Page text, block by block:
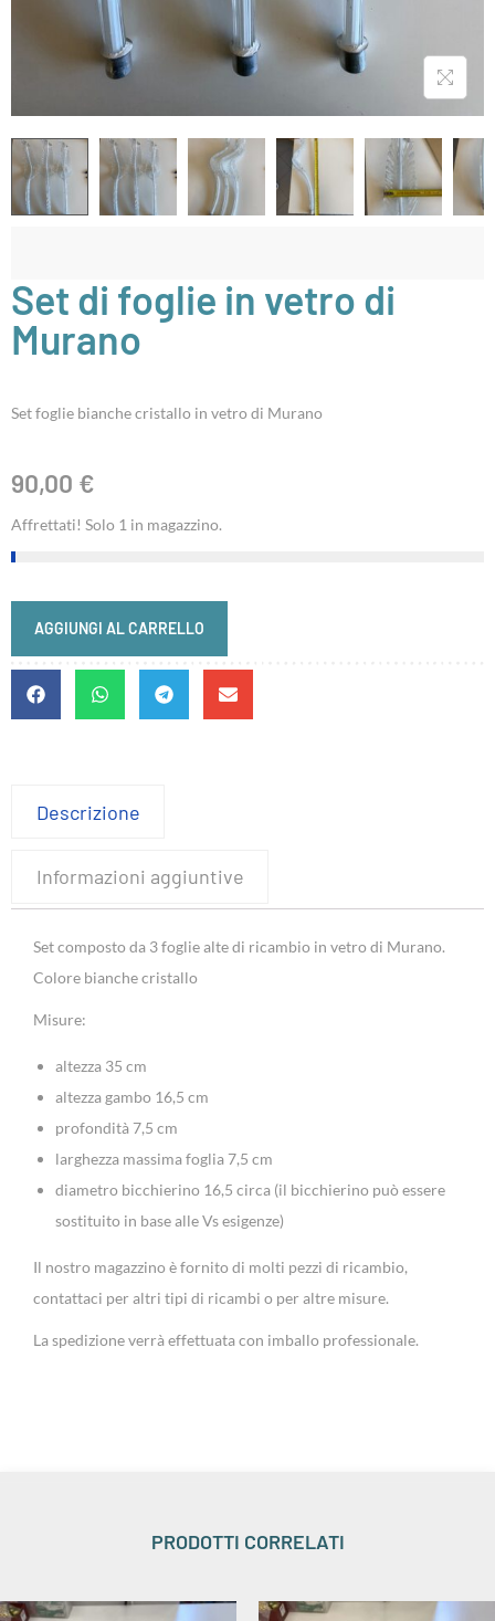
Set di foglie in vetro di
Murano
Set foglie bianche cristallo in vetro di Murano
90,00 €
Affrettati! Solo 1 in magazzino.
AGGIUNGI AL CARRELLO
Descrizione
Informazioni aggiuntive
Set composto da 3 foglie alte di ricambio in vetro di Murano.
Colore bianche cristallo
Misure:
altezza 35 cm
altezza gambo 16,5 cm
profondità 7,5 cm
larghezza massima foglia 7,5 cm
diametro bicchierino 16,5 circa (il bicchierino può essere
sostituito in base alle Vs esigenze)
Il nostro magazzino è fornito di molti pezzi di ricambio,
contattaci per altri tipi di ricambi o per altre misure.
La spedizione verrà effettuata con imballo professionale.
PRODOTTI CORRELATI